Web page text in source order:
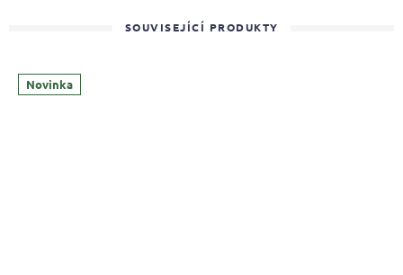
SOUVISEJÍCÍ PRODUKTY
Novinka